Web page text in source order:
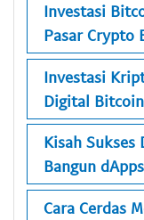
Investasi
Pasar Crypto
Investasi
Digital Bitcoin
Kisah Sukses
Bangun
Cara Cerdas